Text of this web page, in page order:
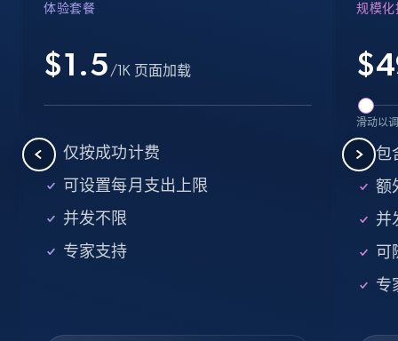
Searching data by keyword
Name, URL, ID, Cb rank, Region, About,
Industries, Operating status, and more.
体验套餐
$1.5 /1K 页面加载
仅按成功计费
可设置每月支出上限
并发不限
专家支持
规模化
$
滑动以
包
额
并
可
专